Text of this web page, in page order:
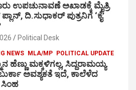
ಉಪಚುನಾವಣೆ ಅಖಾಡಕ್ಕೆ ಮೈತ್ರಿ
ದಿ.ಸುಧಾಕರ್ ಪುತ್ರನಿಗೆ ‘ಕೈ’
Political Desk
NEWS MLA/MP POLITICAL UPDATE
ಹೆಣ್ಣು ಮಕ್ಕಳಿಗಲ್ಲ, ಸಿದ್ದರಾಮಯ್ಯ
ಅವಶ್ಯಕತೆ ಇದೆ, ಕಾಲೆಳೆದ
ಸಿಂಹ